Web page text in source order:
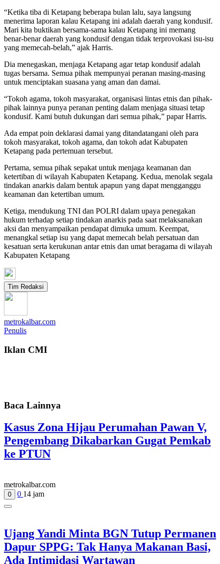
“Ketika tiba di Ketapang beberapa bulan lalu, saya langsung
menerima laporan kalau Ketapang ini adalah daerah yang kondusif.
Mari kita buktikan bersama-sama kalau Ketapang ini memang
benar-benar daerah yang kondusif dengan tidak terprovokasi isu-isu
yang memecah-belah,” ajak Harris.
Dia menegaskan, menjaga Ketapang agar tetap kondusif adalah
tugas bersama. Semua pihak mempunyai peranan masing-masing
untuk menciptakan suasana yang aman dan damai.
“Tokoh agama, tokoh masyarakat, organisasi lintas etnis dan pihak-
pihak lainnya punya peranan penting dalam menjaga situasi tetap
kondusif. Kami butuh dukungan dari semua pihak,” papar Harris.
Ada empat poin deklarasi damai yang ditandatangani oleh para
tokoh masyarakat, tokoh agama, dan tokoh adat Kabupaten
Ketapang pada pertemuan tersebut.
Pertama, semua pihak sepakat untuk menjaga keamanan dan
ketertiban di wilayah Kabupaten Ketapang. Kedua, menolak segala
tindakan anarkis dalam bentuk apapun yang dapat mengganggu
keamanan dan ketertiban umum.
Ketiga, mendukung TNI dan POLRI dalam upaya penegakan
hukum terhadap setiap tindakan anarkis pada saat melaksanakan
aksi dan menyampaikan pendapat dimuka umum. Keempat,
menangkal setiap isu yang dapat memecah belah persatuan dan
kesatuan serta kerukunan antar etnis dan umat beragama di wilayah
Kabupaten Ketapang
Tim Redaksi
metrokalbar.com
Penulis
Iklan CMI
Baca Lainnya
Kasus Zona Hijau Perumahan Pawan V,
Pengembang Dikabarkan Gugat Pemkab
ke PTUN
metrokalbar.com
0 0 14 jam
Ujang Yandi Minta BGN Tutup Permanen
Dapur SPPG: Tak Hanya Makanan Basi,
Ada Intimidasi Wartawan